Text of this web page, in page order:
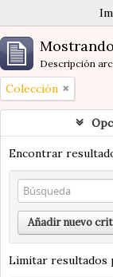
Descripción
Colección
Encontrar
Añadir nuevo
Limitar resultados